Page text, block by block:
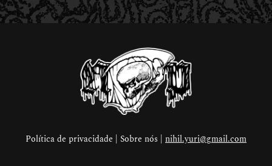
Política de privacidade | Sobre nós | nihil.yuri@gmail.com